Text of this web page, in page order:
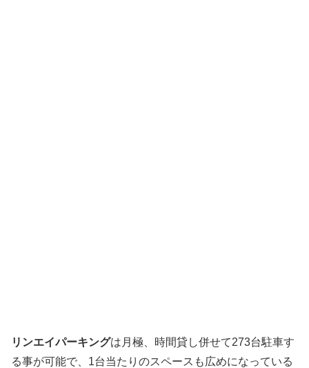
リンエイパーキングは月極、時間貸し併せて273台駐車す
る事が可能で、1台当たりのスペースも広めになっている